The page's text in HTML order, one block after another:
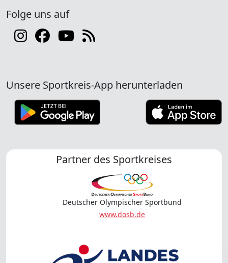
Folge uns auf
Unsere Sportkreis-App herunterladen
Partner des Sportkreises
Deutscher Olympischer Sportbund
www.dosb.de